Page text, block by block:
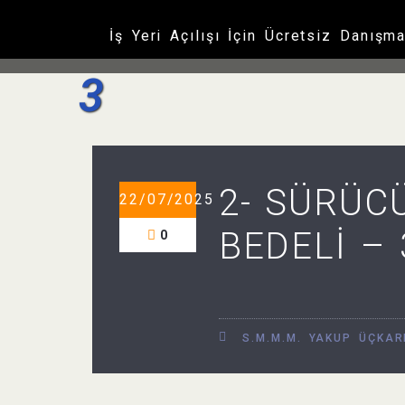
İş Yeri Açılışı İçin Ücretsiz
2- SÜRÜCÜ
3
Ana sayfa/Makaleler / Eski
22/07/2025
0
2-
BEDELİ –
S.M.M.M. YAKUP